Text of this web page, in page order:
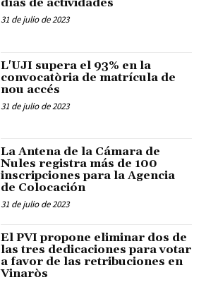
días de actividades
31 de julio de 2023
L'UJI supera el 93% en la
convocatòria de matrícula de
nou accés
31 de julio de 2023
La Antena de la Cámara de
Nules registra más de 100
inscripciones para la Agencia
de Colocación
31 de julio de 2023
El PVI propone eliminar dos de
las tres dedicaciones para votar
a favor de las retribuciones en
Vinaròs